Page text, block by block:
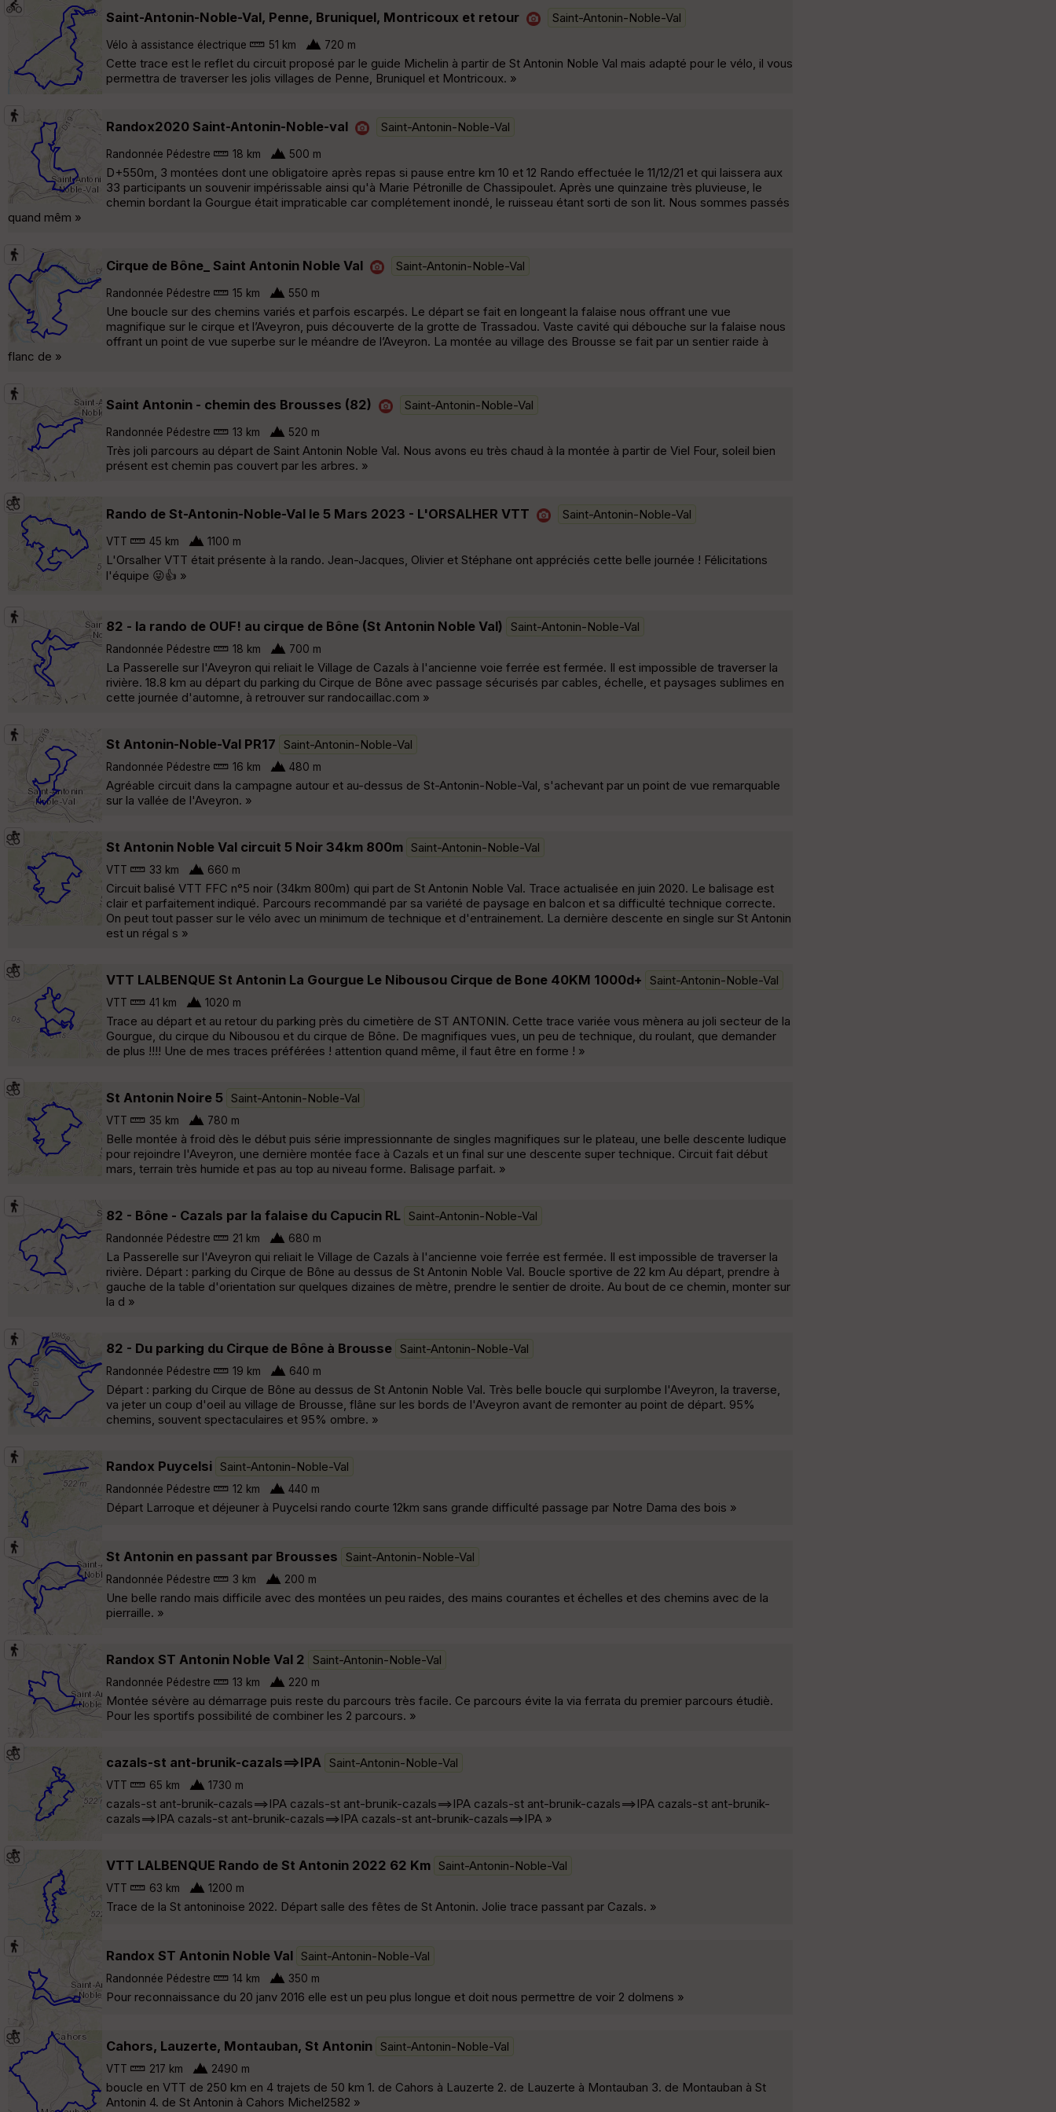
Saint-Antonin-Noble-Val, Penne, Bruniquel, Montricoux et retour Saint-Antonin-Noble-Val
Vélo à assistance électrique 51 km 720 m
Cette trace est le reflet du circuit proposé par le guide Michelin à partir de St Antonin Noble Val mais adapté pour le vélo, il vous
permettra de traverser les jolis villages de Penne, Bruniquel et Montricoux. »
Randox2020 Saint-Antonin-Noble-val Saint-Antonin-Noble-Val
Randonnée Pédestre 18 km 500 m
D+550m, 3 montées dont une obligatoire après repas si pause entre km 10 et 12 Rando effectuée le 11/12/21 et qui laissera aux
33 participants un souvenir impérissable ainsi qu'à Marie Pétronille de Chassipoulet. Après une quinzaine très pluvieuse, le
chemin bordant la Gourgue était impraticable car complétement inondé, le ruisseau étant sorti de son lit. Nous sommes passés
quand mêm »
Cirque de Bône_ Saint Antonin Noble Val Saint-Antonin-Noble-Val
Randonnée Pédestre 15 km 550 m
Une boucle sur des chemins variés et parfois escarpés. Le départ se fait en longeant la falaise nous offrant une vue
magnifique sur le cirque et l’Aveyron, puis découverte de la grotte de Trassadou. Vaste cavité qui débouche sur la falaise nous
offrant un point de vue superbe sur le méandre de l’Aveyron. La montée au village des Brousse se fait par un sentier raide à
flanc de »
Saint Antonin - chemin des Brousses (82) Saint-Antonin-Noble-Val
Randonnée Pédestre 13 km 520 m
Très joli parcours au départ de Saint Antonin Noble Val. Nous avons eu très chaud à la montée à partir de Viel Four, soleil bien
présent est chemin pas couvert par les arbres. »
Rando de St-Antonin-Noble-Val le 5 Mars 2023 - L'ORSALHER VTT Saint-Antonin-Noble-Val
VTT 45 km 1100 m
L'Orsalher VTT était présente à la rando. Jean-Jacques, Olivier et Stéphane ont appréciés cette belle journée ! Félicitations
l'équipe 😜👍 »
82 - la rando de OUF! au cirque de Bône (St Antonin Noble Val) Saint-Antonin-Noble-Val
Randonnée Pédestre 18 km 700 m
La Passerelle sur l'Aveyron qui reliait le Village de Cazals à l'ancienne voie ferrée est fermée. Il est impossible de traverser la
rivière. 18.8 km au départ du parking du Cirque de Bône avec passage sécurisés par cables, échelle, et paysages sublimes en
cette journée d'automne, à retrouver sur randocaillac.com »
St Antonin-Noble-Val PR17 Saint-Antonin-Noble-Val
Randonnée Pédestre 16 km 480 m
Agréable circuit dans la campagne autour et au-dessus de St-Antonin-Noble-Val, s'achevant par un point de vue remarquable
sur la vallée de l'Aveyron. »
St Antonin Noble Val circuit 5 Noir 34km 800m Saint-Antonin-Noble-Val
VTT 33 km 660 m
Circuit balisé VTT FFC n°5 noir (34km 800m) qui part de St Antonin Noble Val. Trace actualisée en juin 2020. Le balisage est
clair et parfaitement indiqué. Parcours recommandé par sa variété de paysage en balcon et sa difficulté technique correcte.
On peut tout passer sur le vélo avec un minimum de technique et d'entrainement. La dernière descente en single sur St Antonin
est un régal s »
VTT LALBENQUE St Antonin La Gourgue Le Nibousou Cirque de Bone 40KM 1000d+ Saint-Antonin-Noble-Val
VTT 41 km 1020 m
Trace au départ et au retour du parking près du cimetière de ST ANTONIN. Cette trace variée vous mènera au joli secteur de la
Gourgue, du cirque du Nibousou et du cirque de Bône. De magnifiques vues, un peu de technique, du roulant, que demander
de plus !!!! Une de mes traces préférées ! attention quand même, il faut être en forme ! »
St Antonin Noire 5 Saint-Antonin-Noble-Val
VTT 35 km 780 m
Belle montée à froid dès le début puis série impressionnante de singles magnifiques sur le plateau, une belle descente ludique
pour rejoindre l'Aveyron, une dernière montée face à Cazals et un final sur une descente super technique. Circuit fait début
mars, terrain très humide et pas au top au niveau forme. Balisage parfait. »
82 - Bône - Cazals par la falaise du Capucin RL Saint-Antonin-Noble-Val
Randonnée Pédestre 21 km 680 m
La Passerelle sur l'Aveyron qui reliait le Village de Cazals à l'ancienne voie ferrée est fermée. Il est impossible de traverser la
rivière. Départ : parking du Cirque de Bône au dessus de St Antonin Noble Val. Boucle sportive de 22 km Au départ, prendre à
gauche de la table d'orientation sur quelques dizaines de mètre, prendre le sentier de droite. Au bout de ce chemin, monter sur
la d »
82 - Du parking du Cirque de Bône à Brousse Saint-Antonin-Noble-Val
Randonnée Pédestre 19 km 640 m
Départ : parking du Cirque de Bône au dessus de St Antonin Noble Val. Très belle boucle qui surplombe l'Aveyron, la traverse,
va jeter un coup d'oeil au village de Brousse, flâne sur les bords de l'Aveyron avant de remonter au point de départ. 95%
chemins, souvent spectaculaires et 95% ombre. »
Randox Puycelsi Saint-Antonin-Noble-Val
Randonnée Pédestre 12 km 440 m
Départ Larroque et déjeuner à Puycelsi rando courte 12km sans grande difficulté passage par Notre Dama des bois »
St Antonin en passant par Brousses Saint-Antonin-Noble-Val
Randonnée Pédestre 3 km 200 m
Une belle rando mais difficile avec des montées un peu raides, des mains courantes et échelles et des chemins avec de la
pierraille. »
Randox ST Antonin Noble Val 2 Saint-Antonin-Noble-Val
Randonnée Pédestre 13 km 220 m
Montée sévère au démarrage puis reste du parcours très facile. Ce parcours évite la via ferrata du premier parcours étudiè.
Pour les sportifs possibilité de combiner les 2 parcours. »
cazals-st ant-brunik-cazals==>IPA Saint-Antonin-Noble-Val
VTT 65 km 1730 m
cazals-st ant-brunik-cazals==>IPA cazals-st ant-brunik-cazals==>IPA cazals-st ant-brunik-cazals==>IPA cazals-st ant-brunik-
cazals==>IPA cazals-st ant-brunik-cazals==>IPA cazals-st ant-brunik-cazals==>IPA »
VTT LALBENQUE Rando de St Antonin 2022 62 Km Saint-Antonin-Noble-Val
VTT 63 km 1200 m
Trace de la St antoninoise 2022. Départ salle des fêtes de St Antonin. Jolie trace passant par Cazals. »
Randox ST Antonin Noble Val Saint-Antonin-Noble-Val
Randonnée Pédestre 14 km 350 m
Pour reconnaissance du 20 janv 2016 elle est un peu plus longue et doit nous permettre de voir 2 dolmens »
Cahors, Lauzerte, Montauban, St Antonin Saint-Antonin-Noble-Val
VTT 217 km 2490 m
boucle en VTT de 250 km en 4 trajets de 50 km 1. de Cahors à Lauzerte 2. de Lauzerte à Montauban 3. de Montauban à St
Antonin 4. de St Antonin à Cahors Michel2582 »